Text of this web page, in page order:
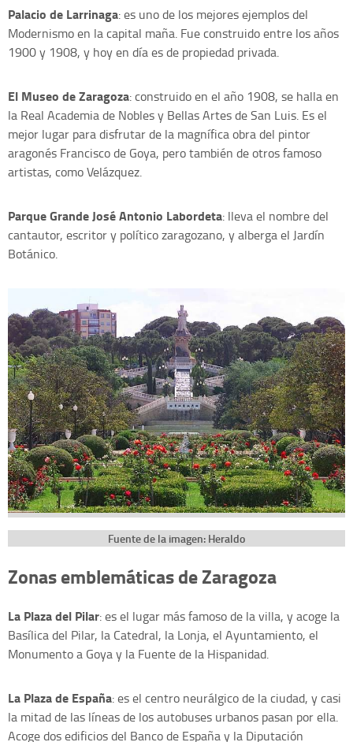
Palacio de Larrinaga: es uno de los mejores ejemplos del
Modernismo en la capital maña. Fue construido entre los años
1900 y 1908, y hoy en día es de propiedad privada.
El Museo de Zaragoza: construido en el año 1908, se halla en
la Real Academia de Nobles y Bellas Artes de San Luis. Es el
mejor lugar para disfrutar de la magnífica obra del pintor
aragonés Francisco de Goya, pero también de otros famoso
artistas, como Velázquez.
Parque Grande José Antonio Labordeta: lleva el nombre del
cantautor, escritor y político zaragozano, y alberga el Jardín
Botánico.
Fuente de la imagen: Heraldo
Zonas emblemáticas de Zaragoza
La Plaza del Pilar: es el lugar más famoso de la villa, y acoge la
Basílica del Pilar, la Catedral, la Lonja, el Ayuntamiento, el
Monumento a Goya y la Fuente de la Hispanidad.
La Plaza de España: es el centro neurálgico de la ciudad, y casi
la mitad de las líneas de los autobuses urbanos pasan por ella.
Acoge dos edificios del Banco de España y la Diputación